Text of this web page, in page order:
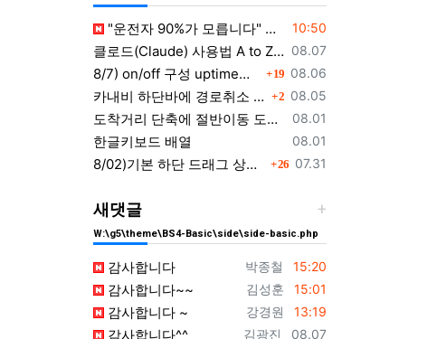
등록일
10:50
"운전자 90%가 모릅니다" 길~게 누르면 작동하는 자동차 숨겨진 꿀기능
등록일
08.07
클로드(Claude) 사용법 A to Z｜가입부터 업무 활용법 VSCODE 연결 까지
등록일
08.06
8/7) on/off 구성 uptime표시로 운행시간표시 🚗최근목적지 바로가기 및 ⛔이전화면이동과 260807 댓글
19
등록일
08.05
카내비 하단바에 경로취소 단축버튼 추가 요청 댓글
2
등록일
08.01
도착거리 단축에 절반이동 도착하기 로드리게스로 5가지를 한 번에 배우세요
등록일
08.01
한글키보드 배열
등록일
07.31
8/02)기본 하단 드래그 상태 시작 기능 carnavi-11-6-0-3944_cargps_260802.apk 댓글
26
새댓글
W:\g5\theme\BS4-Basic\side\side-basic.php
등록자
박종철 등록일
15:20
감사합니다
등록자
김성훈 등록일
15:01
감사합니다~~
등록자
강경원 등록일
13:19
감사합니다 ~
등록자
김광진 등록일
08.07
감사합니다^^